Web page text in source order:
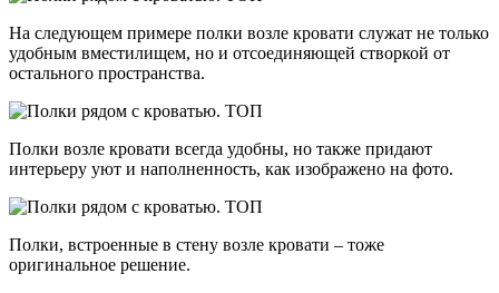
На следующем примере полки возле кровати служат не только
удобным вместилищем, но и отсоединяющей створкой от
остального пространства.
Полки возле кровати всегда удобны, но также придают
интерьеру уют и наполненность, как изображено на фото.
Полки, встроенные в стену возле кровати – тоже
оригинальное решение.